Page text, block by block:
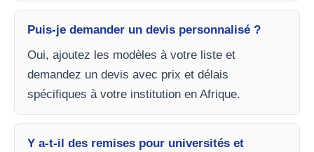
Puis-je demander un devis personnalisé ?
Oui, ajoutez les modèles à votre liste et
demandez un devis avec prix et délais
spécifiques à votre institution en Afrique.
Y a-t-il des remises pour universités et